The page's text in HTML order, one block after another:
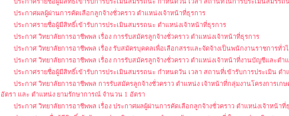
ประกาศผลผู้ผ่านการคัดเลือกลูกจ้างชั่วคราว ตำแหน่งเจ้าหน้าที่ธุรการ
ประกาศรายชื่อผู้มีสิทธิ์เข้ารับการประเมินสมรรถนะ ตำแหน่งเจ้าหน้าที่ธุรการ
ประกาศ วิทยาลัยการอาชีพพล เรื่อง การรับสมัครลูกจ้างชั่วคราว ตำแหน่งเจ้าหน้าที่ธุรการ
ประกาศ วิทยาลัยการอาชีพพล เรื่อง รับสมัครบุคคลเพื่อเลือกสรรและจัดจ้างเป็นพนักงานราชการทั่วไ
ประกาศ วิทยาลัยการอาชีพพล เรื่อง การรับสมัครลูกจ้างชั่วคราว ตำแหน่งเจ้าหน้าที่งานบัญชีและต
ประกาศรายชื่อผู้มีสิทธิ์เข้ารับการประเมินสมรรถนะ กำหนดวัน เวลา สถานที่เข้ารับการประเมิน ต
ประกาศ วิทยาลัยการอาชีพพล การรับสมัครลูกจ้างชั่วคราว ตำแหน่ง เจ้าหน้าที่กลุ่มงานโครงการเกษ
อัตรา และ ตำแหน่ง ยามรักษาการณ์ จำนวน 1 อัตรา
ประกาศ วิทยาลัยการอาชีพพล เรื่อง ประกาศผลผู้ผ่านการคัดเลือกลูกจ้างชั่วคราว ตำแหน่งเจ้าหน้าที่